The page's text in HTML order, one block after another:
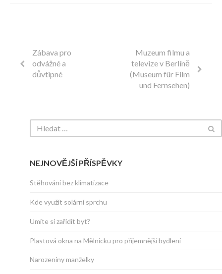
Zábava pro
odvážné a
důvtipné
Muzeum filmu a
televize v Berlíně
(Museum für Film
und Fernsehen)
NEJNOVĚJŠÍ PŘÍSPĚVKY
Stěhování bez klimatizace
Kde využít solární sprchu
Umíte si zařídit byt?
Plastová okna na Mělnicku pro příjemnější bydlení
Narozeniny manželky